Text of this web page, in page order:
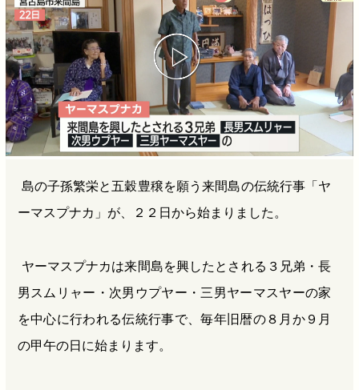
o
島の子孫繁栄と五穀豊穣を願う来間島の伝統行事「ヤ
ーマスプナカ」が、２２日から始まりました。
ヤーマスプナカは来間島を興したとされる３兄弟・長
男スムリャー・次男ウプヤー・三男ヤーマスヤーの家
を中心に行われる伝統行事で、毎年旧暦の８月か９月
の甲午の日に始まります。